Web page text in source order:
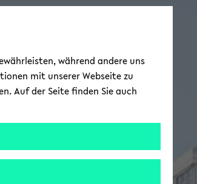
während andere uns
mit unserer Webseite zu
Auf der Seite finden Sie auch